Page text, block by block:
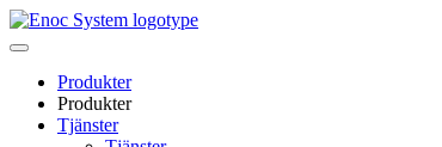
Skip
to
Produkter
Produkter
Tjänster